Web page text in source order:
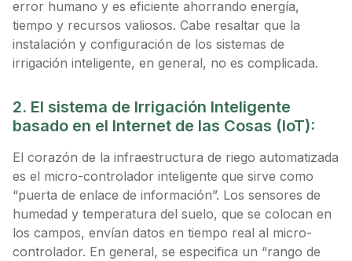
error humano y es eficiente ahorrando energía,
tiempo y recursos valiosos. Cabe resaltar que la
instalación y configuración de los sistemas de
irrigación inteligente, en general, no es complicada.
2. El sistema de Irrigación Inteligente
basado en el Internet de las Cosas (IoT):
El corazón de la infraestructura de riego automatizada
es el micro-controlador inteligente que sirve como
“puerta de enlace de información”. Los sensores de
humedad y temperatura del suelo, que se colocan en
los campos, envían datos en tiempo real al micro-
controlador. En general, se especifica un “rango de